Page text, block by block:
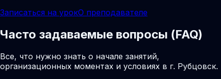
Записаться на урокО преподавателе
Часто задаваемые вопросы (FAQ)
Все, что нужно знать о начале занятий,
организационных моментах и условиях в г. Рубцовск.